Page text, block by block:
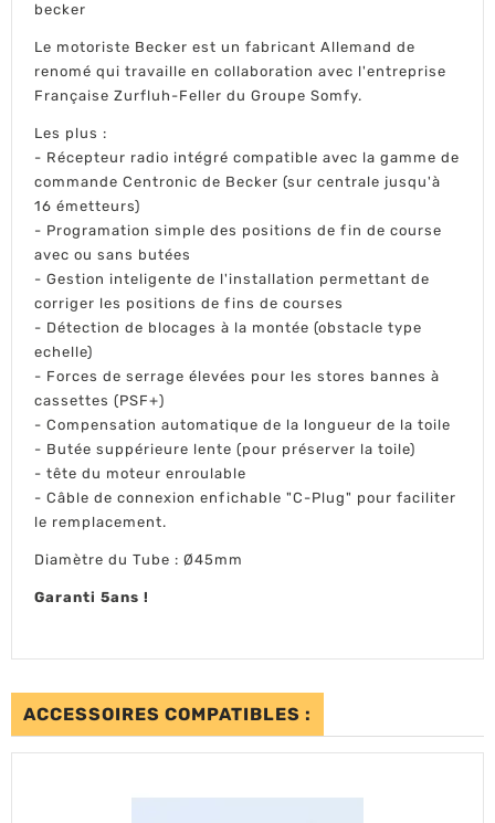
becker
Le motoriste Becker est un fabricant Allemand de
renomé qui travaille en collaboration avec l'entreprise
Française Zurfluh-Feller du Groupe Somfy.
Les plus :
- Récepteur radio intégré compatible avec la gamme de
commande Centronic de Becker (sur centrale jusqu'à
16 émetteurs)
- Programation simple des positions de fin de course
avec ou sans butées
- Gestion inteligente de l'installation permettant de
corriger les positions de fins de courses
- Détection de blocages à la montée (obstacle type
echelle)
- Forces de serrage élevées pour les stores bannes à
cassettes (PSF+)
- Compensation automatique de la longueur de la toile
- Butée suppérieure lente (pour préserver la toile)
- tête du moteur enroulable
- Câble de connexion enfichable "C-Plug" pour faciliter
le remplacement.
Diamètre du Tube : Ø45mm
Garanti 5ans !
ACCESSOIRES COMPATIBLES :